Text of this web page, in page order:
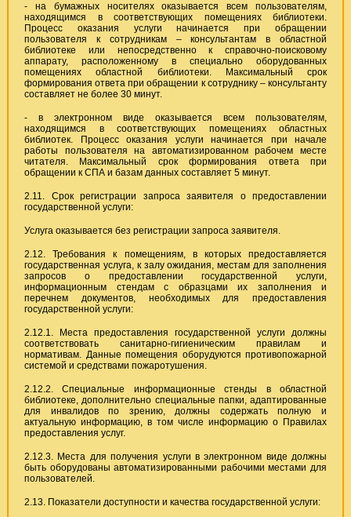
- на бумажных носителях оказывается всем пользователям,
находящимся в соответствующих помещениях библиотеки.
Процесс оказания услуги начинается при обращении
пользователя к сотрудникам – консультантам в областной
библиотеке или непосредственно к справочно-поисковому
аппарату, расположенному в специально оборудованных
помещениях областной библиотеки. Максимальный срок
формирования ответа при обращении к сотруднику – консультанту
составляет не более 30 минут.
- в электронном виде оказывается всем пользователям,
находящимся в соответствующих помещениях областных
библиотек. Процесс оказания услуги начинается при начале
работы пользователя на автоматизированном рабочем месте
читателя. Максимальный срок формирования ответа при
обращении к СПА и базам данных составляет 5 минут.
2.11. Срок регистрации запроса заявителя о предоставлении
государственной услуги:
Услуга оказывается без регистрации запроса заявителя.
2.12. Требования к помещениям, в которых предоставляется
государственная услуга, к залу ожидания, местам для заполнения
запросов о предоставлении государственной услуги,
информационным стендам с образцами их заполнения и
перечнем документов, необходимых для предоставления
государственной услуги:
2.12.1. Места предоставления государственной услуги должны
соответствовать санитарно-гигиеническим правилам и
нормативам. Данные помещения оборудуются противопожарной
системой и средствами пожаротушения.
2.12.2. Специальные информационные стенды в областной
библиотеке, дополнительно специальные папки, адаптированные
для инвалидов по зрению, должны содержать полную и
актуальную информацию, в том числе информацию о Правилах
предоставления услуг.
2.12.3. Места для получения услуги в электронном виде должны
быть оборудованы автоматизированными рабочими местами для
пользователей.
2.13. Показатели доступности и качества государственной услуги: